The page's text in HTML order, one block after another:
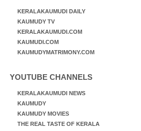
KERALAKAUMUDI DAILY
KAUMUDY TV
KERALAKAUMUDI.COM
KAUMUDI.COM
KAUMUDYMATRIMONY.COM
YOUTUBE CHANNELS
KERALAKAUMUDI NEWS
KAUMUDY
KAUMUDY MOVIES
THE REAL TASTE OF KERALA